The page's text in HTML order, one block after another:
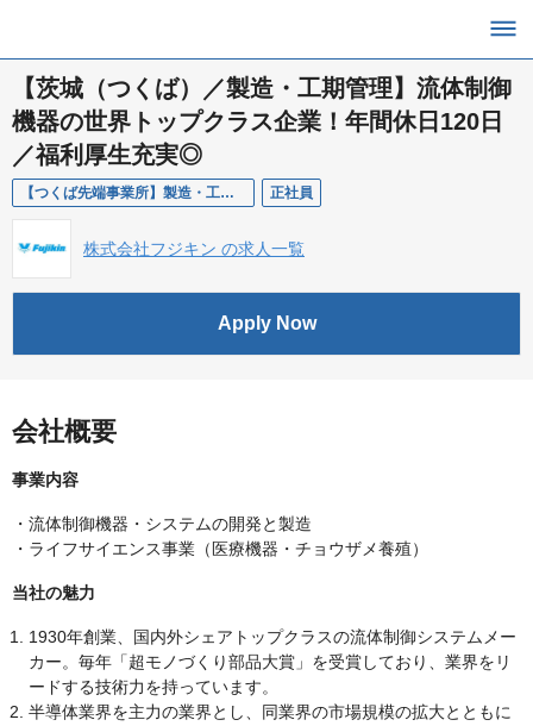
【茨城（つくば）／製造・工期管理】流体制御
機器の世界トップクラス企業！年間休日120日
／福利厚生充実◎
【つくば先端事業所】製造・工期管理（FCS製造課） 正社員
株式会社フジキン の求人一覧
Apply Now
会社概要
事業内容
・流体制御機器・システムの開発と製造
・ライフサイエンス事業（医療機器・チョウザメ養殖）
当社の魅力
1930年創業、国内外シェアトップクラスの流体制御システムメー
カー。毎年「超モノづくり部品大賞」を受賞しており、業界をリ
ードする技術力を持っています。
半導体業界を主力の業界とし、同業界の市場規模の拡大とともに